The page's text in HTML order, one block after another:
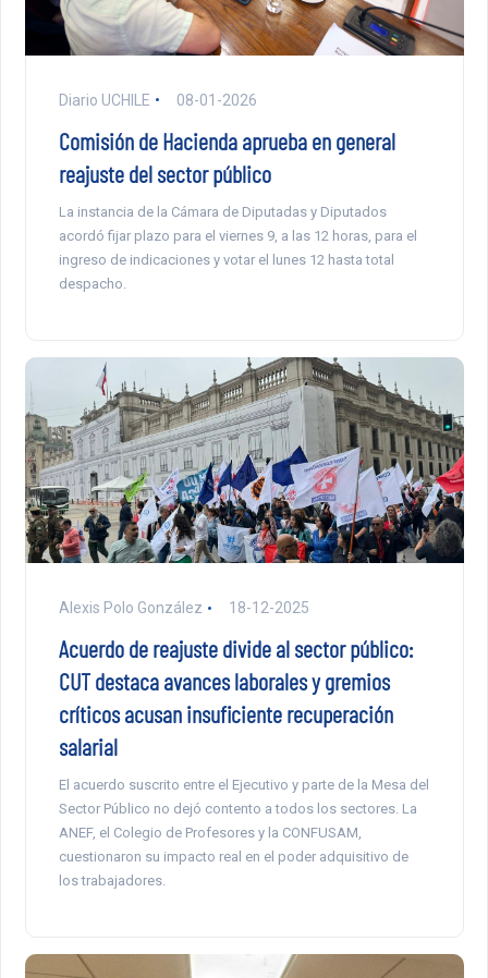
Diario UCHILE 08-01-2026
Comisión de Hacienda aprueba en general
reajuste del sector público
La instancia de la Cámara de Diputadas y Diputados
acordó fijar plazo para el viernes 9, a las 12 horas, para el
ingreso de indicaciones y votar el lunes 12 hasta total
despacho.
Alexis Polo González 18-12-2025
Acuerdo de reajuste divide al sector público:
CUT destaca avances laborales y gremios
críticos acusan insuficiente recuperación
salarial
El acuerdo suscrito entre el Ejecutivo y parte de la Mesa del
Sector Público no dejó contento a todos los sectores. La
ANEF, el Colegio de Profesores y la CONFUSAM,
cuestionaron su impacto real en el poder adquisitivo de
los trabajadores.